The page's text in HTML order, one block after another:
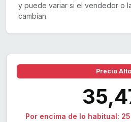
y puede variar si el vendedor o
cambian.
Precio Alto
Por encima de lo habitual: